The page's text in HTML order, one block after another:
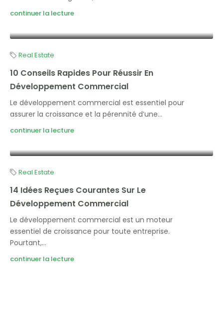
continuer la lecture
Real Estate
10 Conseils Rapides Pour Réussir En
Développement Commercial
Le développement commercial est essentiel pour
assurer la croissance et la pérennité d’une...
continuer la lecture
Real Estate
14 Idées Reçues Courantes Sur Le
Développement Commercial
Le développement commercial est un moteur
essentiel de croissance pour toute entreprise.
Pourtant,...
continuer la lecture